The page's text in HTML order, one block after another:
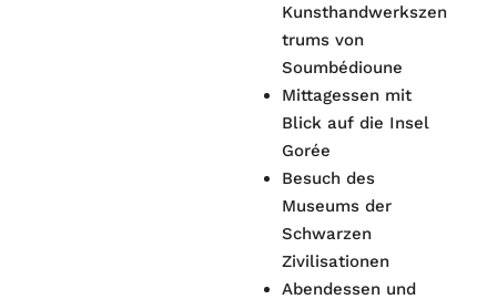
Kunsthandwerkszen
trums von
Soumbédioune
Mittagessen mit
Blick auf die Insel
Gorée
Besuch des
Museums der
Schwarzen
Zivilisationen
Abendessen und